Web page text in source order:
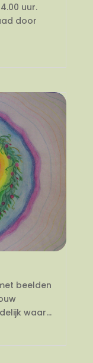
uur.
door
beelden
waar...